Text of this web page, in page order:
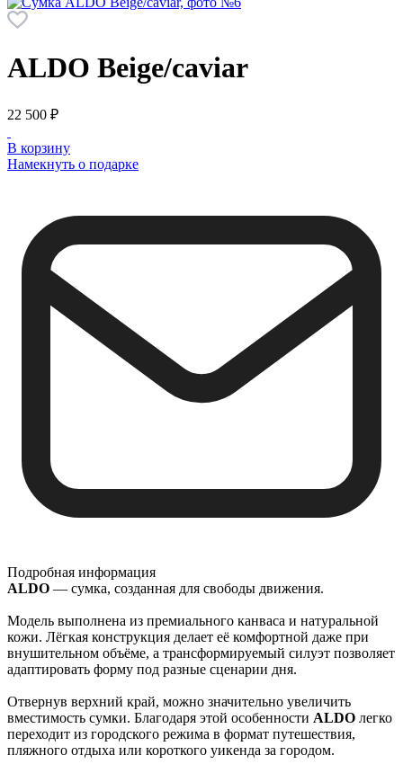
ALDO Beige/caviar
22 500 ₽
В корзину
Намекнуть о подарке
Подробная информация
ALDO — сумка, созданная для свободы движения.
Модель выполнена из премиального канваса и натуральной
кожи. Лёгкая конструкция делает её комфортной даже при
внушительном объёме, а трансформируемый силуэт позволяет
адаптировать форму под разные сценарии дня.
Отвернув верхний край, можно значительно увеличить
вместимость сумки. Благодаря этой особенности ALDO легко
переходит из городского режима в формат путешествия,
пляжного отдыха или короткого уикенда за городом.